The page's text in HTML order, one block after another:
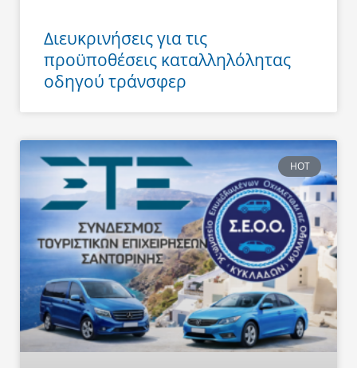
Διευκρινήσεις για τις
προϋποθέσεις καταλληλόλητας
οδηγού τράνσφερ
HOT